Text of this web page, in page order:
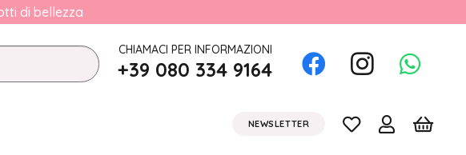
di bellezza
CHIAMACI PER INFORMAZIONI
+39 080 334 9164
NEWSLETTER